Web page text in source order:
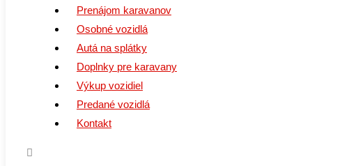
Prenájom karavanov
Osobné vozidlá
Autá na splátky
Doplnky pre karavany
Výkup vozidiel
Predané vozidlá
Kontakt